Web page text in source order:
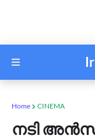
Home CINEMA
നടി